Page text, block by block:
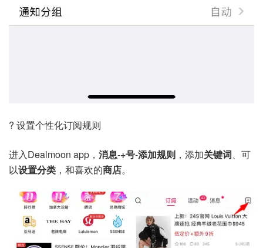
? 设置个性化订阅规则
进入Dealmoon app， 消息-+号-添加规则 ，添加关键词 、可
以设置分类 ，和喜欢的商店。